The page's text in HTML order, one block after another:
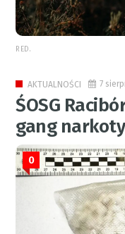
RED.
AKTUALNOŚCI 7
ŚOSG
gang
0